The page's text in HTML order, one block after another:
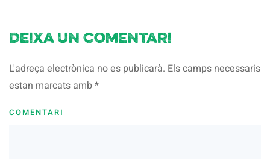
Deixa un comentari
L'adreça electrònica no es publicarà. Els camps necessaris
estan marcats amb*
COMENTARI